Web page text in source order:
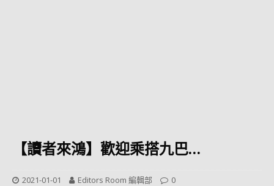
【讀者來鴻】歡迎乘搭九巴…
2021-01-01 Editors Room 編輯部 0